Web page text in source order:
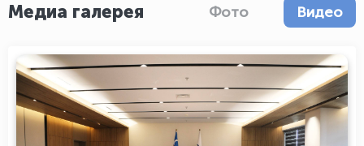
Медиа галерея Фото Видео